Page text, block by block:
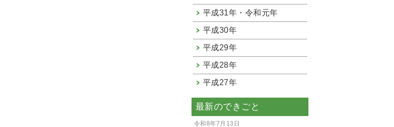
平成31年・令和元年
平成30年
平成29年
平成28年
平成27年
最新のできごと
令和8年7月13日